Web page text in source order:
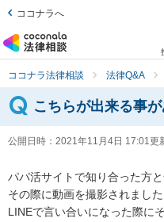
ココナラへ
ココナラ法律相談 法律Q&A
こちらが出来る事
公開日時： 2021年11月4日 17:01更
パパ活サイトで知り合った方
その際に動画を撮影されました
LINEで言い合いになった際に